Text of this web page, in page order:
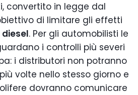
convertito in legge dal
di limitare gli effetti
. Per gli automobilisti le
i controlli più severi
i distributori non potranno
volte nello stesso giorno e
dovranno comunicare